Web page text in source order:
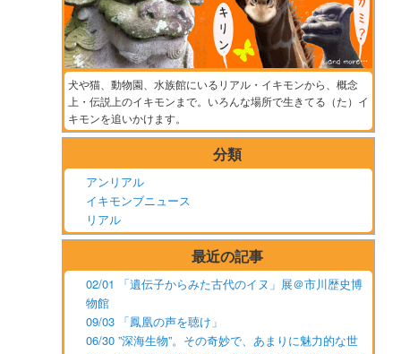
犬や猫、動物園、水族館にいるリアル・イキモンから、概念
上・伝説上のイキモンまで。いろんな場所で生きてる（た）イ
キモンを追いかけます。
分類
アンリアル
イキモンブニュース
リアル
最近の記事
02/01 「遺伝子からみた古代のイヌ」展＠市川歴史博
物館
09/03 「鳳凰の声を聴け」
06/30 ”深海生物”。その奇妙で、あまりに魅力的な世